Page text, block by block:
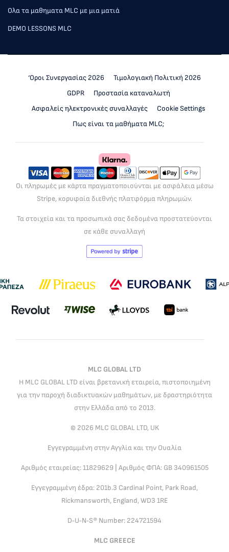
Ολα τα μαθηματα MLC με μια ματιά
DEMO LESSONS MLC
‘Οροι Συνεργασίας 2026
Τιμολογιακή Πολιτική 2026
GDPR
Προστασία καταναλωτή
Ασφαλείς ηλεκτρονικές συναλλαγές
Cookie Settings
Πως είναι τα μαθήματα MLC;
Οι πληρωμές με κάρτα πραγματοποιούνται με ασφάλεια μέσω
Stripe, κορυφαία διεθνής πλατφόρμα πληρωμών.
Τα στοιχεία και τα προσωπικά σας δεδομένα προστατεύονται
σε κάθε συναλλαγή
MLC GLOBAL LTD
Η MLC GLOBAL LTD είναι βρετανική εταιρεία, πιστοποιημένη
για την παροχή διαδικτυακών μαθημάτων, με δραστηριότητα
στην Ελλάδα από το 2013.
© 2026 MLC GLOBAL LTD, UK
Εγγεγραμμένη στην Αγγλία και την Ουαλία
Αριθμός εταιρείας: 11829629 | Αριθμός ΦΠΑ: GB 340961505
Εγγεγραμμένη έδρα: 201b.3 Cardinal Point, Park Road,
Rickmansworth, England, WD3 1RE
D‑U‑N‑S® Number: 224721594
MLC GREECE